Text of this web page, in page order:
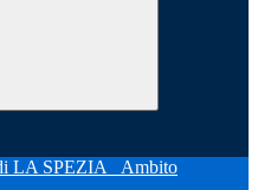
Ambito